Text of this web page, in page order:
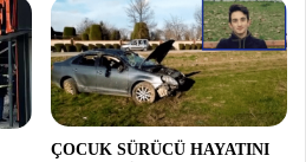
ÇOCUK SÜRÜCÜ HAYATINI